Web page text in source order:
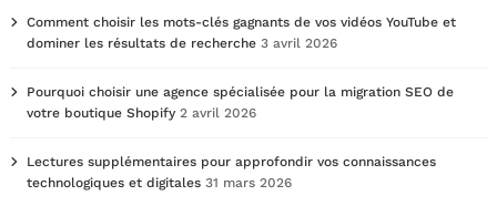
Comment choisir les mots-clés gagnants de vos vidéos YouTube et
dominer les résultats de recherche 3 avril 2026
Pourquoi choisir une agence spécialisée pour la migration SEO de
votre boutique Shopify 2 avril 2026
Lectures supplémentaires pour approfondir vos connaissances
technologiques et digitales 31 mars 2026